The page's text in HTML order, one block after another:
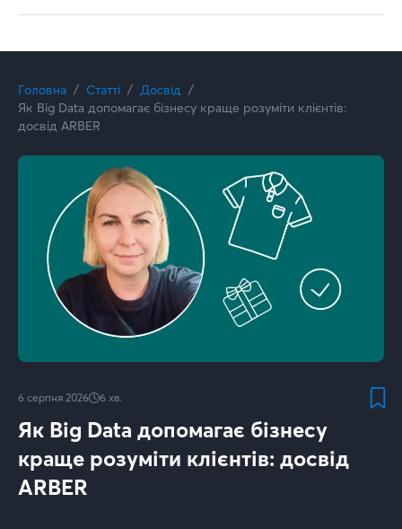
Головна Статті
Досвід
Як Big Data допомагає бізнесу краще розуміти клієнтів:
досвід ARBER
6 серпня 2026 6 хв.
Як Big Data допомагає бізнесу
краще розуміти клієнтів: досвід
ARBER